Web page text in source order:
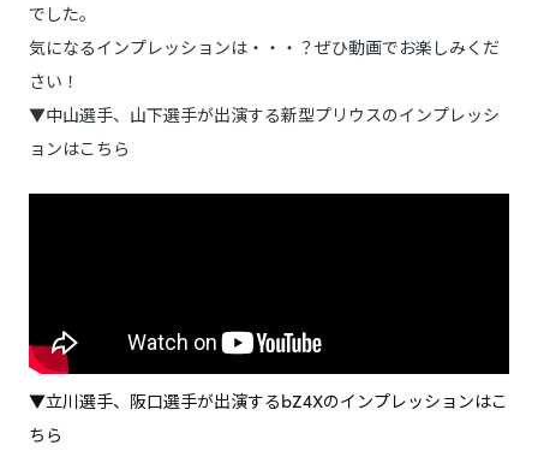
でした。
気になるインプレッションは・・・？ぜひ動画でお楽しみくだ
さい！
▼中山選手、山下選手が出演する新型プリウスのインプレッシ
ョンはこちら
▼立川選手、阪口選手が出演するbZ4Xのインプレッションはこ
ちら